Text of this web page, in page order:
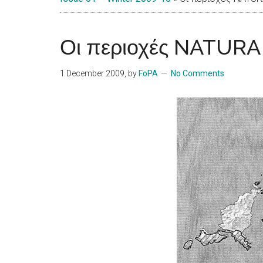
Islands
Οι περιοχές
1 December 2009 , by FoPA No Comments